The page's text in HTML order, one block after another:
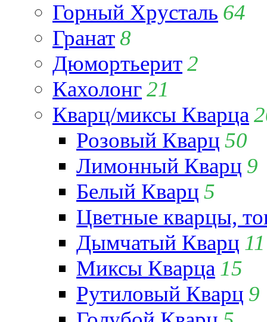
Горный Хрусталь 64
Гранат8
Дюмортьерит2
Кахолонг21
Кварц/миксы Кварца
Розовый Кварц 50
Лимонный Кварц 9
Белый Кварц 5
Цветные кварцы,
Дымчатый Кварц 11
Миксы Кварца 15
Рутиловый Кварц 9